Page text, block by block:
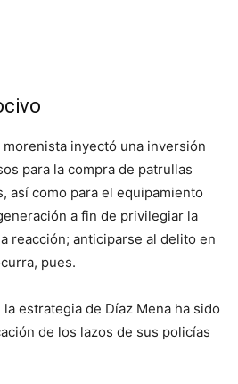
morenista inyectó una inversión
para la compra de patrullas
así como para el equipamiento
a fin de privilegiar la
reacción; anticiparse al delito en
pues.
estrategia de Díaz Mena ha sido
de los lazos de sus policías